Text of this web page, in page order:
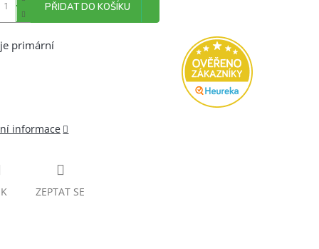
PŘIDAT DO KOŠÍKU
primární
informace
ZEPTAT SE